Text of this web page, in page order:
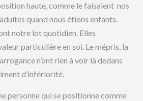
haute, comme le faisaient nos
quand nous étions enfants.
notre lot quotidien. Elles
particulière en soi. Le mépris, la
n’ont rien à voir là dedans
d’infériorité.
personne qui se positionne comme